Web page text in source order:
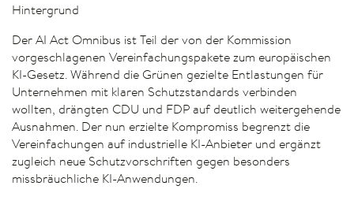
Hintergrund
Der AI Act Omnibus ist Teil der von der Kommission
vorgeschlagenen Vereinfachungspakete zum europäischen
KI-Gesetz. Während die Grünen gezielte Entlastungen für
Unternehmen mit klaren Schutzstandards verbinden
wollten, drängten CDU und FDP auf deutlich weitergehende
Ausnahmen. Der nun erzielte Kompromiss begrenzt die
Vereinfachungen auf industrielle KI-Anbieter und ergänzt
zugleich neue Schutzvorschriften gegen besonders
missbräuchliche KI-Anwendungen.